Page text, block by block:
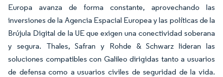
Europa avanza de forma constante, aprovechando las
inversiones de la Agencia Espacial Europea y las políticas de la
Brújula Digital de la UE que exigen una conectividad soberana
y segura. Thales, Safran y Rohde & Schwarz lideran las
soluciones compatibles con Galileo dirigidas tanto a usuarios
de defensa como a usuarios civiles de seguridad de la vida.